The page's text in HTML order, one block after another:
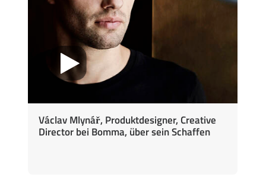
Václav Mlynář, Produktdesigner, Creative
Director bei Bomma, über sein Schaffen